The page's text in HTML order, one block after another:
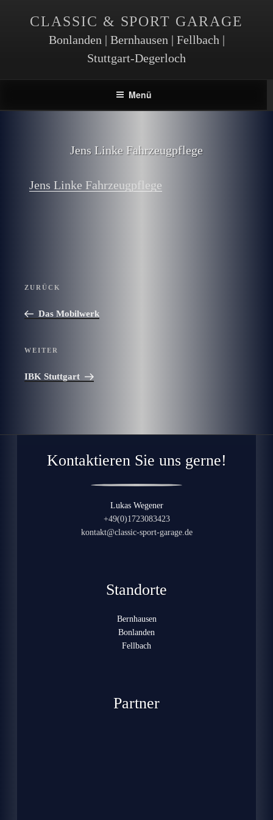
CLASSIC & SPORT GARAGE
Bonlanden | Bernhausen | Fellbach |
Stuttgart-Degerloch
Menü
Jens Linke Fahrzeugpflege
Jens Linke Fahrzeugpflege
ZURÜCK
Das Mobilwerk
WEITER
IBK Stuttgart
Kontaktieren Sie uns gerne!
Lukas Wegener
+49(0)1723083423
kontakt@classic-sport-garage.de
Standorte
Bernhausen
Bonlanden
Fellbach
Partner